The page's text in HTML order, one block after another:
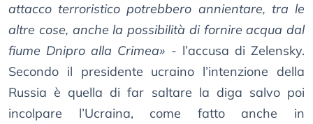
attacco terroristico potrebbero annientare, tra le
altre cose, anche la possibilità di fornire acqua dal
fiume Dnipro alla Crimea» - l’accusa di Zelensky.
Secondo il presidente ucraino l’intenzione della
Russia è quella di far saltare la diga salvo poi
incolpare l’Ucraina, come fatto anche in